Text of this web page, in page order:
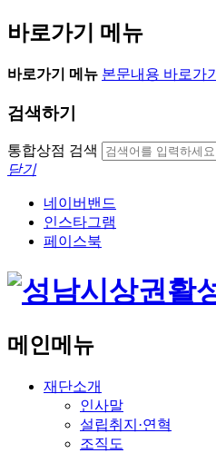
바로가기 메뉴
바로가기 메뉴 본문내용 바로가기
검색하기
통합상점 검색
닫기
네이버밴드
인스타그램
페이스북
메인메뉴
재단소개
인사말
설립취지·연혁
조직도